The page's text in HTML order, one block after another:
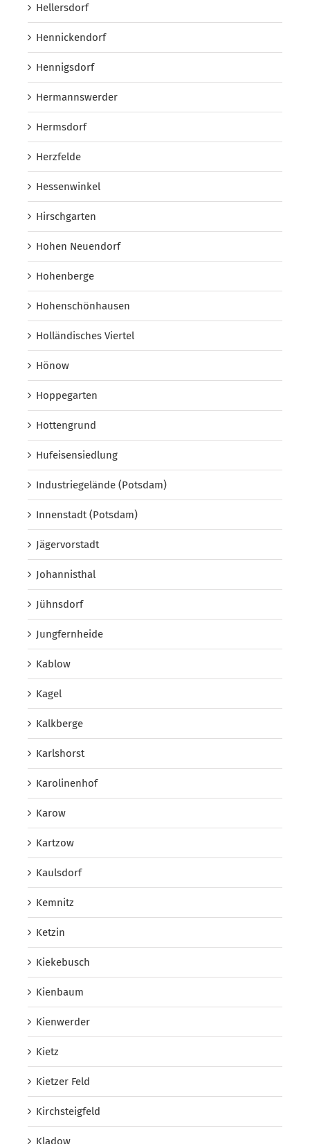
Hellersdorf
Hennickendorf
Hennigsdorf
Hermannswerder
Hermsdorf
Herzfelde
Hessenwinkel
Hirschgarten
Hohen Neuendorf
Hohenberge
Hohenschönhausen
Holländisches Viertel
Hönow
Hoppegarten
Hottengrund
Hufeisensiedlung
Industriegelände (Potsdam)
Innenstadt (Potsdam)
Jägervorstadt
Johannisthal
Jühnsdorf
Jungfernheide
Kablow
Kagel
Kalkberge
Karlshorst
Karolinenhof
Karow
Kartzow
Kaulsdorf
Kemnitz
Ketzin
Kiekebusch
Kienbaum
Kienwerder
Kietz
Kietzer Feld
Kirchsteigfeld
Kladow